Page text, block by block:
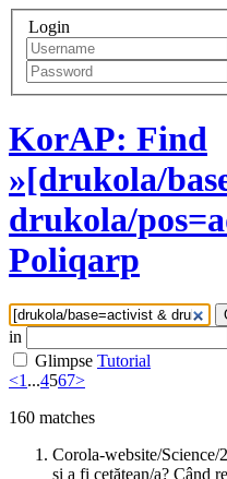
Login
KorAP: Find
»[drukola/
drukola/
Poliqarp
in
Glimpse Tutorial
<1...4567>
160 matches
Corola-website/Science/
și a fi cetățean/a? Când